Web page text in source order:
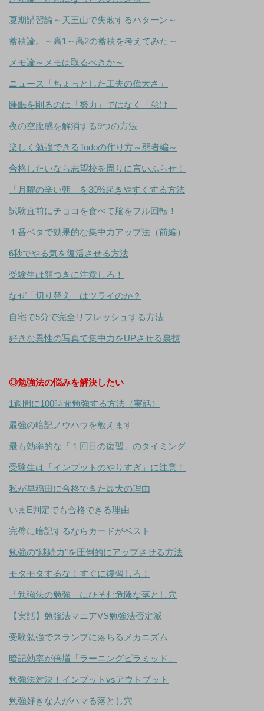
夏期講習論～天王山で失敗するパターン～
蓄積論。～高1～高2の蓄積を考えてみた～
メモ論～メモは取るべきか～
ニュース「ちょっとした工夫の偉大さ」
睡眠を削るのは「努力」ではなく「怠け」
夜の空腹感を解消する9つの方法
楽しく勉強できるTodoの作り方～弱者編～
合格したいなら志望校を周りに言いふらせ！
「月曜の辛い朝」を30%起きやすくする方法
試験直前にチョコを食べて脳をフル回転！
１番ベタで効果的な集中力アップ法（前編）
6秒でやる気を復活させる方法
受験生は顔つきに注意しろ！
なぜ「切り替え」はツライのか？
自宅で5分で完全リフレッシュする方法
好きな異性の写真で集中力をUPさせる裏技
◎勉強法の悩みを解決したい
1週間に100時間勉強する方法（実話）
最強の暗記ノウハウを教えます
最も効率的な「１回目の復習」のタイミング
受験生は「インプットのやりすぎ」に注意！
私が早稲田に合格できた最大の理由
いまE判定でも合格できる理由
完璧に暗記するならカードがベスト
勉強の“継続力”を圧倒的にアップさせる方法
モタモタするな！すぐに復習しろ！
「勉強法の勉強」にひそむ危険な落とし穴
【実話】勉強法マニアVS勉強法否定派
受験勉強でスランプに落ちるメカニズム
暗記効率が倍増「ラーニングピラミッド」
勉強法対決！インプットvsアウトプット
勉強好きな人がハマる落とし穴